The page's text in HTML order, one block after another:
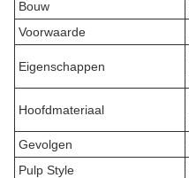
Bouw
Voorwaarde
Eigenschappen
Hoofdmateriaal
Gevolgen
Pulp Style